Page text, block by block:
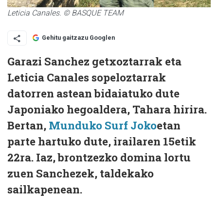
Leticia Canales. © BASQUE TEAM
Gehitu gaitzazu Googlen
Garazi Sanchez getxoztarrak eta
Leticia Canales sopeloztarrak
datorren astean bidaiatuko dute
Japoniako hegoaldera, Tahara hirira.
Bertan, Munduko Surf Jokoetan
parte hartuko dute, irailaren 15etik
22ra. Iaz, brontzezko domina lortu
zuen Sanchezek, taldekako
sailkapenean.